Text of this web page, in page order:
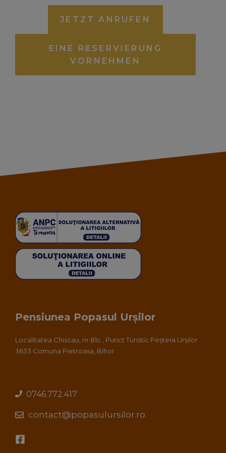
JETZT ANRUFEN
EINE RESERVIERUNG
VORNEHMEN
Pensiunea Popasul Urșilor
Localitatea Chiscau, nr.81c , Punct Turistic Peștera Urșilor
3633 Comuna Pietroasa, Bihor
0746.772.417
contact@popasulursilor.ro